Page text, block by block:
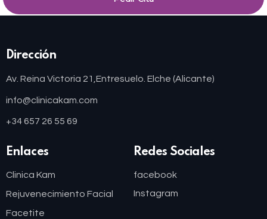
Dirección
Av. Reina Victoria 21, Entresuelo. Elche (Alicante)
info@clinicakam.com
+34 657 26 55 69
Enlaces
Clinica Kam
Rejuvenecimiento Facial
Facetite
Redes Sociales
facebook
Instagram